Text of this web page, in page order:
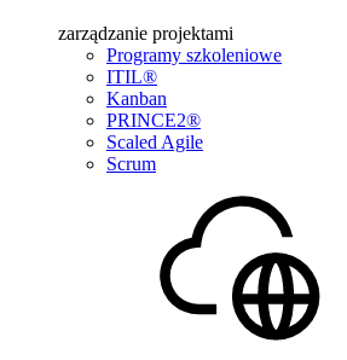
zarządzanie projektami
Programy szkoleniowe
ITIL®
Kanban
PRINCE2®
Scaled Agile
Scrum